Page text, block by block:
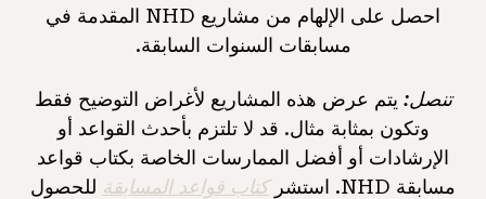
الأخبار و الأحداث
حول NHD
شارك
احصل على الإلهام من مشاريع NHD المقدمة في
مسابقات السنوات السابقة.
تنصل: يتم عرض هذه المشاريع لأغراض التوضيح فقط
وتكون بمثابة مثال. قد لا تلتزم بأحدث القواعد أو
الإرشادات أو أفضل الممارسات الخاصة بكتاب قواعد
مسابقة NHD. استشر
كتاب قواعد المسابقة للحصول